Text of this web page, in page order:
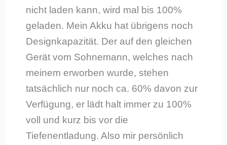
nicht laden kann, wird mal bis 100%
geladen. Mein Akku hat übrigens noch
Designkapazität. Der auf den gleichen
Gerät vom Sohnemann, welches nach
meinem erworben wurde, stehen
tatsächlich nur noch ca. 60% davon zur
Verfügung, er lädt halt immer zu 100%
voll und kurz bis vor die
Tiefenentladung. Also mir persönlich